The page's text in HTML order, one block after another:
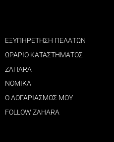
ΕΞΥΠΗΡΕΤΗΣΗ ΠΕΛΑΤΩΝ
ΩΡΑΡΙΟ ΚΑΤΑΣΤΗΜΑΤΟΣ
ZAHARA
ΝΟΜΙΚΑ
Ο ΛΟΓΑΡΙΑΣΜΟΣ ΜΟΥ
FOLLOW ZAHARA